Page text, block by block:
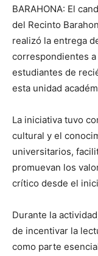
BARAHONA: El
del Recinto
realizó la entrega
correspondientes
estudiantes de
esta unidad
La iniciativa tuvo
cultural y el
universitarios,
promuevan los
crítico desde el
Durante la
de incentivar la
como parte